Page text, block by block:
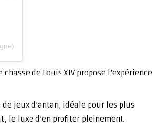
de Louis XIV propose l’expérience
jeux d’antan, idéale pour les plus
le luxe d’en profiter pleinement.